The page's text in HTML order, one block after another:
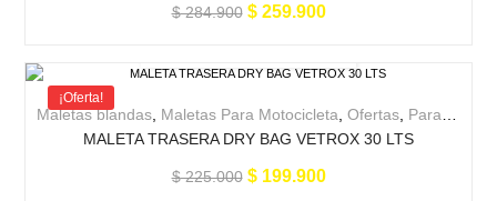
$284.900 $259.900
¡Oferta!
Maletas blandas, Maletas Para Motocicleta, Ofertas, Para la moto
MALETA TRASERA DRY BAG VETROX 30 LTS
$225.000 $199.900